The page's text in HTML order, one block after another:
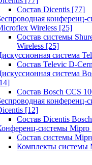
Состав Dicentis [77]
конференц-
Wireless [25]
Состав системы
Wireless [25]
система
Состав Televic D-
система
Состав Bosch CCS
конференц-
[12]
Состав Dicentis Bosch
системы Mipro
Состав системы
Комплекты системы